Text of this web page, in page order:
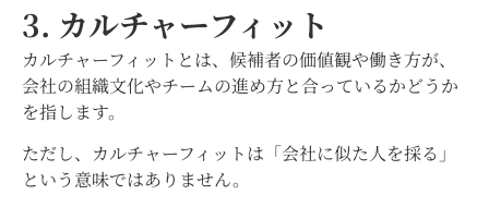
3. カルチャーフィット
カルチャーフィットとは、候補者の価値観や働き方が、
会社の組織文化やチームの進め方と合っているかどうか
を指します。
ただし、カルチャーフィットは「会社に似た人を採る」
という意味ではありません。